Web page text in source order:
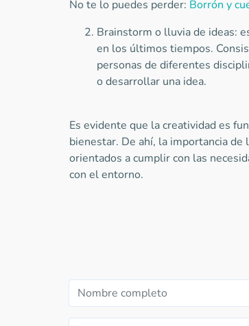
No te lo puedes perder: Borrón y
Brainstorm o lluvia de ideas:
en los últimos tiempos.
personas de diferentes
o desarrollar una idea.
Es evidente que la creatividad es
bienestar. De ahí, la importancia de
orientados a cumplir con las
con el entorno.